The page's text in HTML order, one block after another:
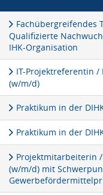
Fachübergreifendes
Qualifizierte
IHK-Organisation
IT-Projektreferentin /
(w/m/d)
Praktikum in der
Praktikum in der
Projektmitarbeiterin
(w/m/d) mit